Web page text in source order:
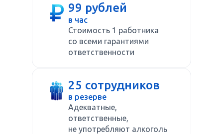
99 рублей
в час
Стоимость 1 работника
со всеми гарантиями
ответственности
25 сотрудников
в резерве
Адекватные,
ответственные,
не употребляют алкоголь